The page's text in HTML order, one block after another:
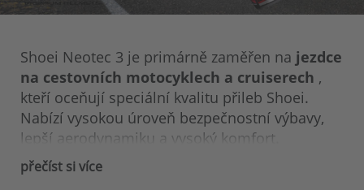
Shoei Neotec 3 je primárně zaměřen na jezdce
na cestovních motocyklech a cruiserech ,
kteří oceňují speciální kvalitu přileb Shoei.
Nabízí vysokou úroveň bezpečnostní výbavy,
lepší aerodynamiku a vysoký komfort.
Samozřejmě je vybavena novou
22.06
přečíst si více